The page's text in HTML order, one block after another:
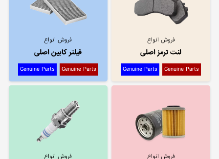
فروش انواع
لنت ترمز اصلی
Genuine Parts
Genuine Parts
فروش انواع
فیلتر کابین اصلی
Genuine Parts
Genuine Parts
فروش انواع فروش انواع